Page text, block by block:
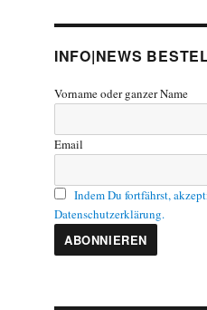
INFO|NEWS
Vorname oder ganzer Name
Email
Indem Du fortfährst,
Datenschutzerklärung.